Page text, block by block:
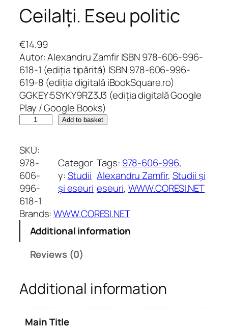
Ceilalți. Eseu politic
€14.99
Autor: Alexandru Zamfir ISBN 978-606-996-
618-1 (ediția tipărită) ISBN 978-606-996-
619-8 (ediția digitală iBookSquare.ro)
GGKEY:5SYKY9RZ3J3 (ediția digitală Google
Play / Google Books)
i
l
a
l
ț
i
.
p
o
l
Add to basket
SKU:
978-
606-
996-
618-1
Categor
y:Studii
și eseuri
Tags: 978-606-996
Alexandru Zamfir, Studii și
eseuri, WWW.CORESI.NET
Brands:WWW.CORESI.NET
Additional information
Reviews (0)
Additional information
Main Title